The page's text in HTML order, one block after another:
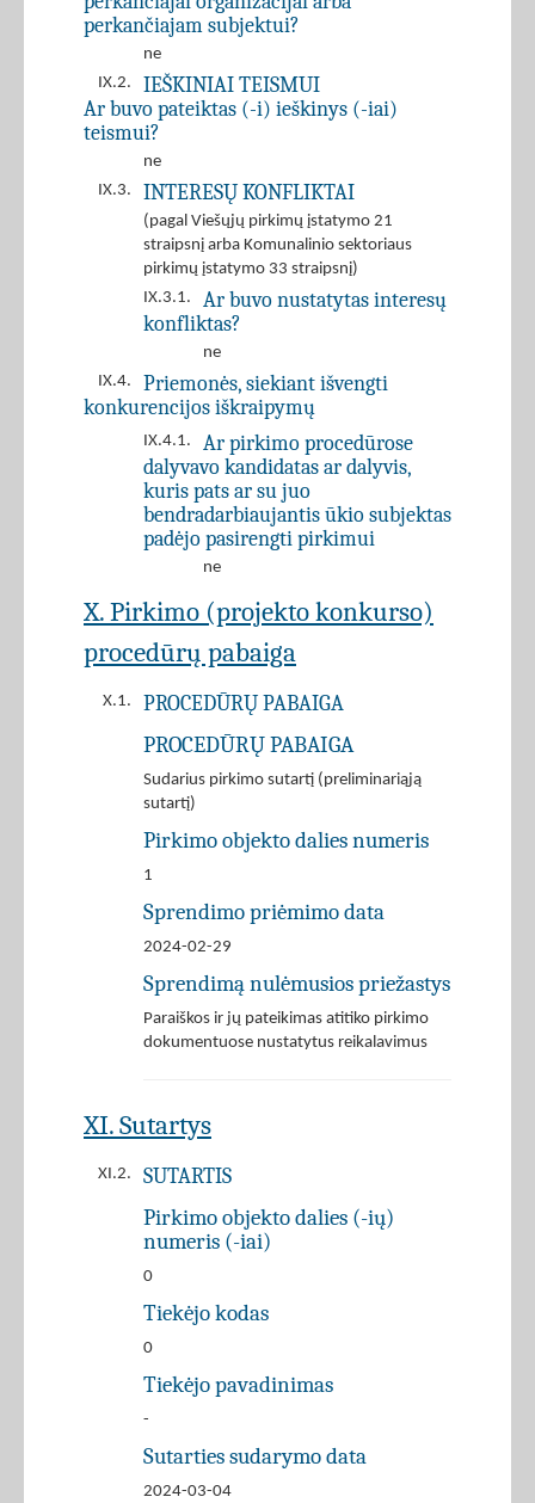
perkančiajam subjektui?
ne
IX.2.
IEŠKINIAI TEISMUI
Ar buvo pateiktas (-i) ieškinys (-iai)
teismui?
ne
IX.3.
INTERESŲ KONFLIKTAI
(pagal Viešųjų pirkimų įstatymo 21
straipsnį arba Komunalinio sektoriaus
pirkimų įstatymo 33 straipsnį)
IX.3.1.
Ar buvo nustatytas interesų
konfliktas?
ne
IX.4.
Priemonės, siekiant išvengti
konkurencijos iškraipymų
IX.4.1.
Ar pirkimo procedūrose
dalyvavo kandidatas ar dalyvis,
kuris pats ar su juo
bendradarbiaujantis ūkio subjektas
padėjo pasirengti pirkimui
ne
X. Pirkimo (projekto konkurso)
procedūrų pabaiga
X.1. PROCEDŪRŲ PABAIGA
PROCEDŪRŲ PABAIGA
Sudarius pirkimo sutartį (preliminariąją
sutartį)
Pirkimo objekto dalies numeris
1
Sprendimo priėmimo data
2024-02-29
Sprendimą nulėmusios priežastys
Paraiškos ir jų pateikimas atitiko pirkimo
dokumentuose nustatytus reikalavimus
XI. Sutartys
XI.2. SUTARTIS
Pirkimo objekto dalies (-ių)
numeris (-iai)
0
Tiekėjo kodas
0
Tiekėjo pavadinimas
-
Sutarties sudarymo data
2024-03-04